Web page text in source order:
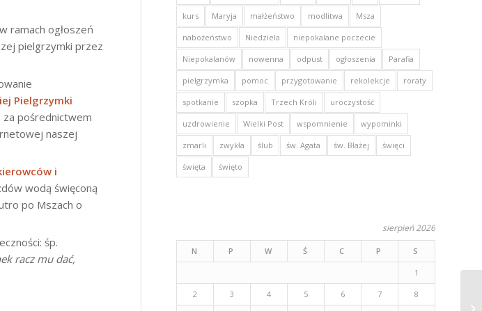
ramach ogłoszeń
pielgrzymki przez
Pielgrzymki
za pośrednictwem
naszej
i
wodą święconą
po Mszach o
śp.
racz mu dać,
kurs Maryja małżeństwo modlitwa Msza
nabożeństwo Niedziela niepokalane poczecie
Niepokalanów nowenna odpust ogłoszenia Parafia
pielgrzymka pomoc przygotowanie rekolekcje roraty
spotkanie szopka Trzech Króli uroczystość
uzdrowienie Wielki Post wspomnienie wypominki
zmarli zwykła ślub św. Agata św. Błażej święci
święta święto
sierpień 2026
N P W Ś C P S
1
2 3 4 5 6 7 8